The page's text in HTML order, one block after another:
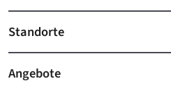
Standorte
Angebote